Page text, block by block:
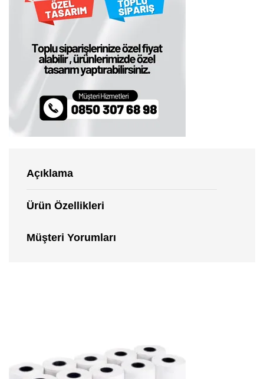
Açıklama
Ürün Özellikleri
Müşteri Yorumları